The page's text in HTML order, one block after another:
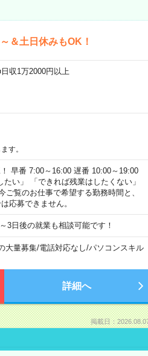
＆土日休みもOK！
収1万2000円以上
す。
早番 7:00～16:00 遅番 10:00～19:00
い」 「できれば残業はしたくない」
覧のお仕事で希望する勤務時間と、
応募できません。
3日後の就業も相談可能です！
大量募集/電話対応なし/パソコンスキル
詳細へ
掲載日：